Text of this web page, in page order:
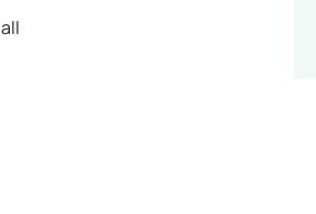
all